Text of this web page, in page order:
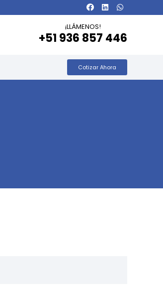
¡LLÁMENOS!
+51 936 857 446
Cotizar Ahora